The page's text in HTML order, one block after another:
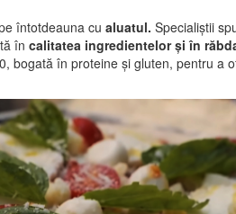
întotdeauna cu aluatul. Specialiștii
în calitatea ingredientelor și în
bogată în proteine și gluten, pentru a